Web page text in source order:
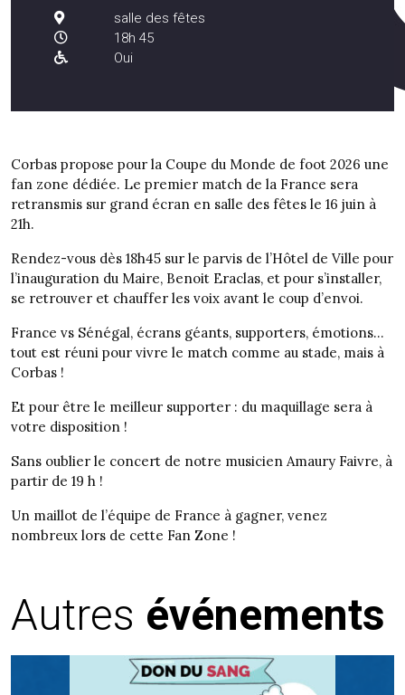
salle des fêtes
18h 45
Oui
Corbas propose pour la Coupe du Monde de foot 2026 une
fan zone dédiée. Le premier match de la France sera
retransmis sur grand écran en salle des fêtes le 16 juin à
21h.
Rendez-vous dès 18h45 sur le parvis de l’Hôtel de Ville pour
l’inauguration du Maire, Benoit Eraclas, et pour s’installer,
se retrouver et chauffer les voix avant le coup d’envoi.
France vs Sénégal, écrans géants, supporters, émotions…
tout est réuni pour vivre le match comme au stade, mais à
Corbas !
Et pour être le meilleur supporter : du maquillage sera à
votre disposition !
Sans oublier le concert de notre musicien Amaury Faivre, à
partir de 19 h !
Un maillot de l’équipe de France à gagner, venez
nombreux lors de cette Fan Zone !
Autres événements